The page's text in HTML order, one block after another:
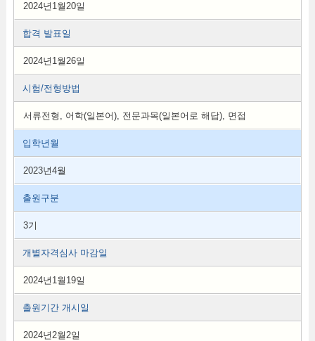
2024년1월20일
합격 발표일
2024년1월26일
시험/전형방법
서류전형, 어학(일본어), 전문과목(일본어로 해답), 면접
입학년월
2023년4월
출원구분
3기
개별자격심사 마감일
2024년1월19일
출원기간 개시일
2024년2월2일